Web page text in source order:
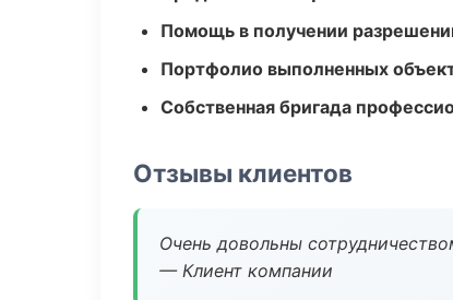
Помощь в получении
Портфолио выполненных
Собственная бригада
Отзывы клиентов
Очень довольны
— Клиент компании